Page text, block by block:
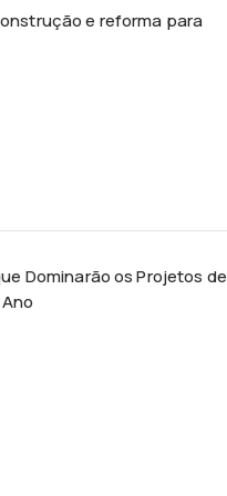
e reforma para
Dominarão os Projetos de